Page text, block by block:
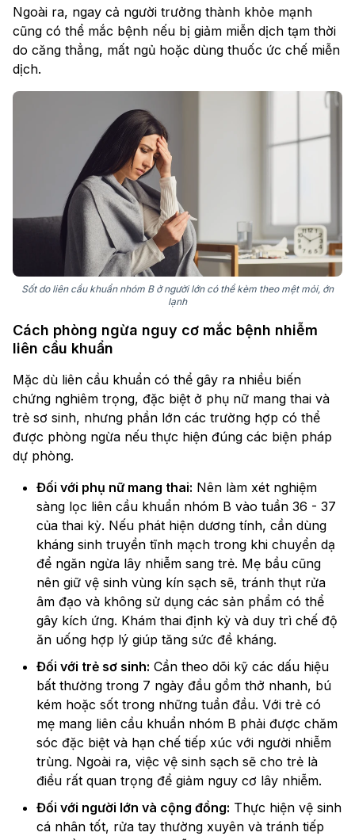
Ngoài ra, ngay cả người trưởng thành khỏe mạnh
cũng có thể mắc bệnh nếu bị giảm miễn dịch tạm thời
do căng thẳng, mất ngủ hoặc dùng thuốc ức chế miễn
dịch.
Sốt do liên cầu khuẩn nhóm B ở người lớn có thể kèm theo mệt mỏi, ớn
lạnh
Cách phòng ngừa nguy cơ mắc bệnh nhiễm
liên cầu khuẩn
Mặc dù liên cầu khuẩn có thể gây ra nhiều biến
chứng nghiêm trọng, đặc biệt ở phụ nữ mang thai và
trẻ sơ sinh, nhưng phần lớn các trường hợp có thể
được phòng ngừa nếu thực hiện đúng các biện pháp
dự phòng.
Đối với phụ nữ mang thai: Nên làm xét nghiệm
sàng lọc liên cầu khuẩn nhóm B vào tuần 36 - 37
của thai kỳ. Nếu phát hiện dương tính, cần dùng
kháng sinh truyền tĩnh mạch trong khi chuyển dạ
để ngăn ngừa lây nhiễm sang trẻ. Mẹ bầu cũng
nên giữ vệ sinh vùng kín sạch sẽ, tránh thụt rửa
âm đạo và không sử dụng các sản phẩm có thể
gây kích ứng. Khám thai định kỳ và duy trì chế độ
ăn uống hợp lý giúp tăng sức đề kháng.
Đối với trẻ sơ sinh: Cần theo dõi kỹ các dấu hiệu
bất thường trong 7 ngày đầu gồm thở nhanh, bú
kém hoặc sốt trong những tuần đầu. Với trẻ có
mẹ mang liên cầu khuẩn nhóm B phải được chăm
sóc đặc biệt và hạn chế tiếp xúc với người nhiễm
trùng. Ngoài ra, việc vệ sinh sạch sẽ cho trẻ là
điều rất quan trọng để giảm nguy cơ lây nhiễm.
Đối với người lớn và cộng đồng: Thực hiện vệ sinh
cá nhân tốt, rửa tay thường xuyên và tránh tiếp